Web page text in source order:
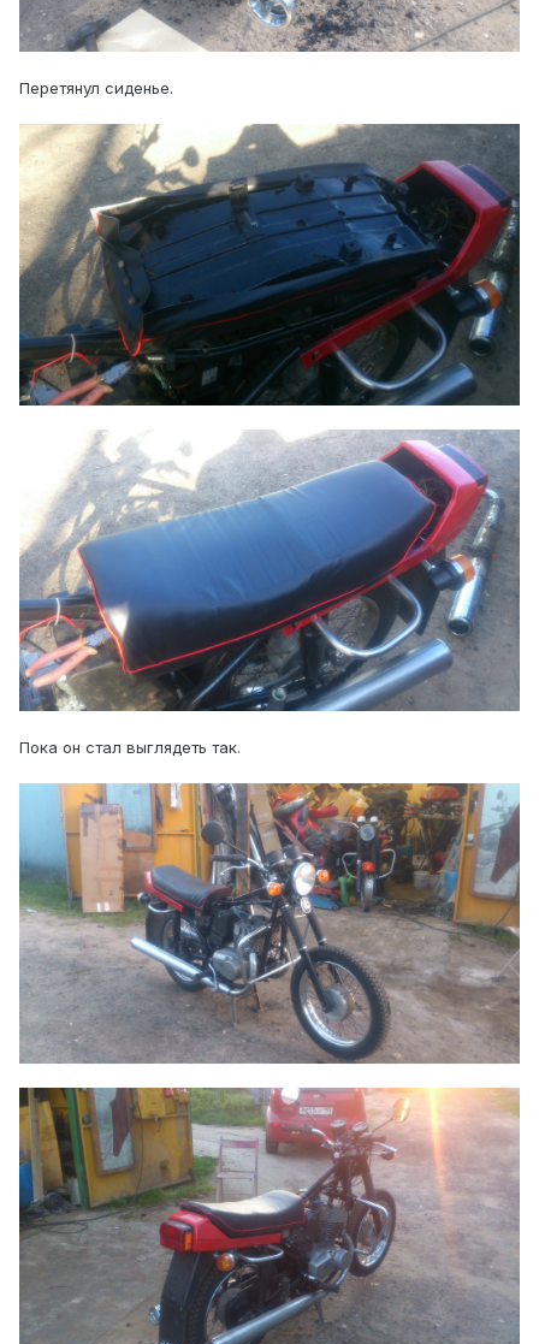
Перетянул сиденье.
Пока он стал выглядеть так.